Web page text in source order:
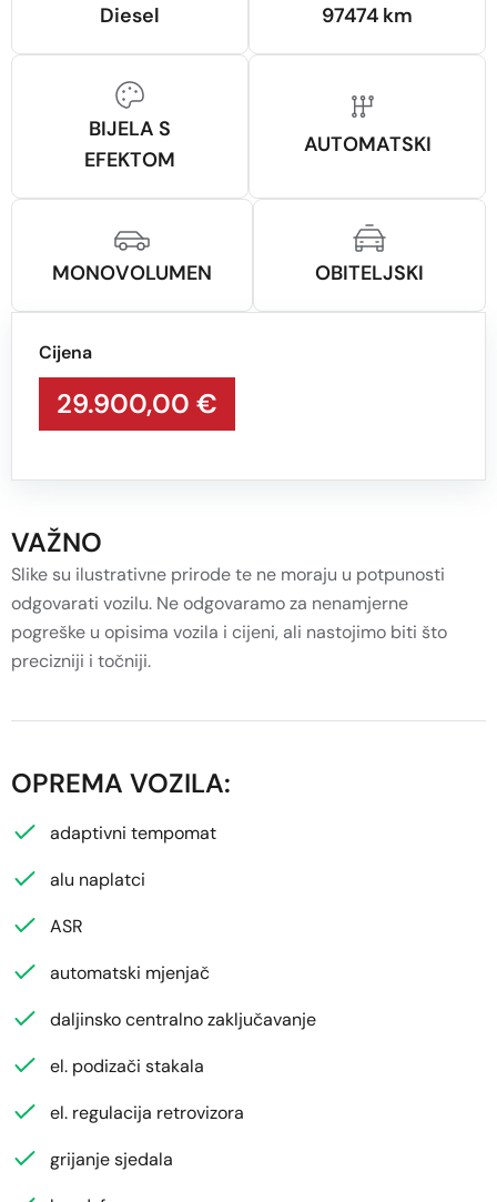
Cijena
29.900,00 €
Diesel 97474 km
BIJELA S
EFEKTOM
AUTOMATSKI
MONOVOLUMEN OBITELJSKI
VAŽNO
Slike su ilustrativne prirode te ne moraju u potpunosti
odgovarati vozilu. Ne odgovaramo za nenamjerne
pogreške u opisima vozila i cijeni, ali nastojimo biti što
precizniji i točniji.
OPREMA VOZILA:
adaptivni tempomat
alu naplatci
ASR
automatski mjenjač
daljinsko centralno zaključavanje
el. podizači stakala
el. regulacija retrovizora
grijanje sjedala